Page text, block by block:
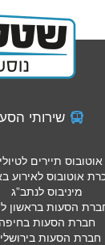
שירותי
אוטובוס תיירים
אוטובוס לאירוע
מיניבוס לנתב”ג
הסעות בראשון
חברת הסעות בחיפה
חברת הסעות